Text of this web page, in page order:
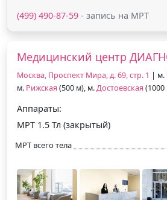
(499) 490-87-59 - запись на МРТ
Медицинский центр
Москва, Проспект Мира, д. 69, стр. 1 | м.
м. Рижская (500 м), м.Достоевская (1000
Аппараты:
МРТ 1.5 Тл (закрытый)
МРТ всего тела